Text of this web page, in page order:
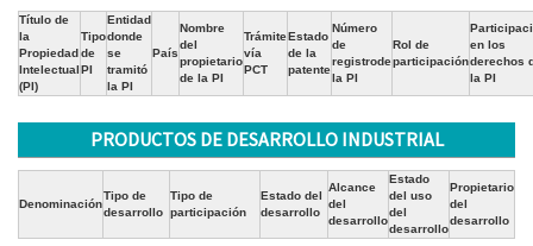
Título de
la
Propiedad
Intelectual
(PI)
Tipo
de
PI
Entidad
donde
se
tramitó
la PI
País
Nombre
del
propietario
de la PI
Trámite
vía
PCT
Estado
de la
patente
Número
de
registrode
la PI
Rol de
participación
en los
derechos
la PI
PRODUCTOS DE DESARROLLO INDUSTRIAL
Denominación
Tipo de
desarrollo
Tipo de
participación
Estado del
desarrollo
Alcance
del
desarrollo
Estado
del uso
del
desarrollo
Propietario
del
desarrollo